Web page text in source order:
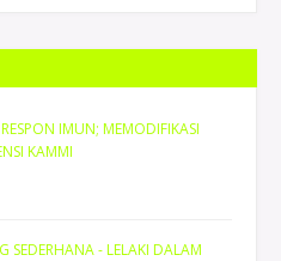
IMUN; MEMODIFIKASI
KAMMI
SEDERHANA - LELAKI DALAM